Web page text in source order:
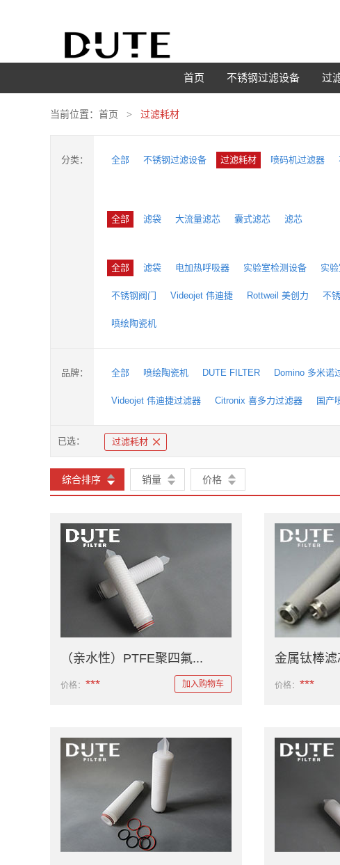
首页 不锈钢过滤设备 过
当前位置： 首页 过滤耗材
分类： 全部 不锈钢过滤设备 过滤耗材 喷码机过滤器
全部 滤袋 大流量滤芯 囊式滤芯 滤芯
全部 滤袋 电加热呼吸器 实验室检测设备 实
不锈钢阀门 Videojet 伟迪捷 Rottweil 美创力 不
喷绘陶瓷机
品牌： 全部 喷绘陶瓷机 DUTE FILTER Domino 多米诺
Videojet 伟迪捷过滤器 Citronix 喜多力过滤器 国产
已选： 过滤耗材
综合排序 销量 价格
（亲水性）PTFE聚四氟...
价格： *** 加入购物车
金属钛棒滤
价格： ***